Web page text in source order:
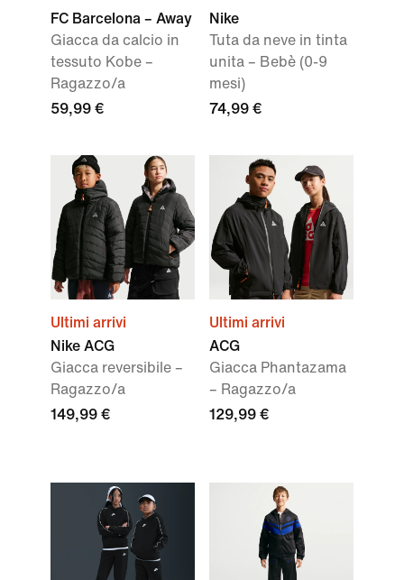
FC Barcelona – Away
Giacca da calcio in
tessuto Kobe –
Ragazzo/a
59,99 €
Nike
Tuta da neve in tinta
unita – Bebè (0-9
mesi)
74,99 €
Ultimi arrivi
Nike ACG
Giacca reversibile –
Ragazzo/a
149,99 €
Ultimi arrivi
ACG
Giacca Phantazama
– Ragazzo/a
129,99 €